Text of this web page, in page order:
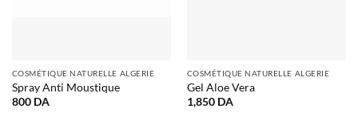
COSMÉTIQUE NATURELLE ALGERIE
Spray Anti Moustique
800 DA
COSMÉTIQUE NATURELLE ALGERIE
Gel Aloe Vera
1,850 DA